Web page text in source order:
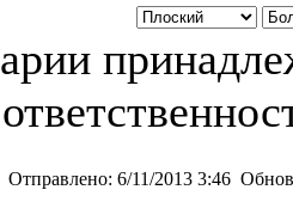
Отправлено: 6/11/2013 3:46